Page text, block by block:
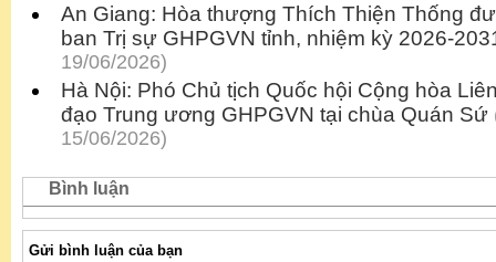
An Giang: Hòa thượng Thích Thiện Thống
ban Trị sự GHPGVN tỉnh, nhiệm kỳ 2026-
19/06/2026)
Hà Nội: Phó Chủ tịch Quốc hội Cộng hòa
đạo Trung ương GHPGVN tại chùa Quán Sứ
15/06/2026)
Bình luận
Gửi bình luận của bạn